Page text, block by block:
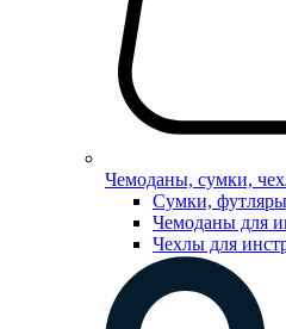
Чемоданы, сумки,
Сумки,
Чемоданы для
Чехлы для